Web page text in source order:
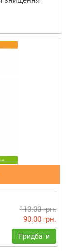
110.00 грн.
90.00 грн.
Придбати